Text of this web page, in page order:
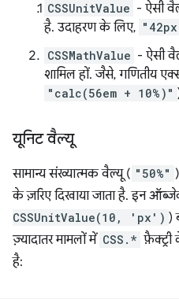
CSSUnitValue - ऐसी
है. उदाहरण के लिए,
CSSMathValue - ऐसी
शामिल हों. जैसे, गणितीय
"calc(56em + 10%)"
यूनिट वैल्यू
सामान्य संख्यात्मक वैल्यू ( "50%"
के ज़रिए दिखाया जाता है. इन
CSSUnitValue(10, 'px') )
ज़्यादातर मामलों में CSS.* फ़ैक्ट्री
है: